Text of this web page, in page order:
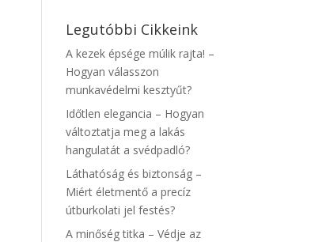
Legutóbbi Cikkeink
A kezek épsége múlik rajta! –
Hogyan válasszon
munkavédelmi kesztyűt?
Időtlen elegancia – Hogyan
változtatja meg a lakás
hangulatát a svédpadló?
Láthatóság és biztonság –
Miért életmentő a precíz
útburkolati jel festés?
A minőség titka – Védje az